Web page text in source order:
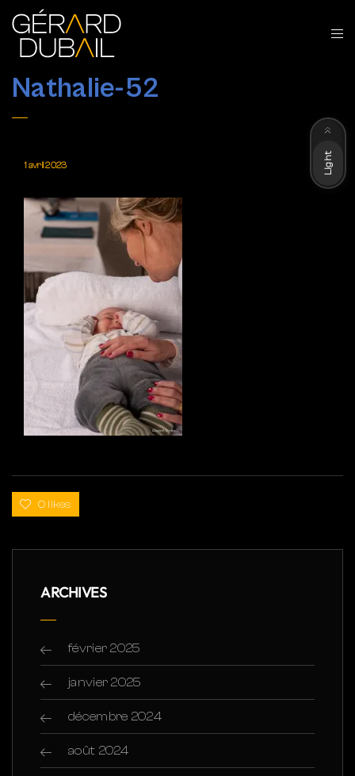
Nathalie-52
1 avril 2023
0 likes
ARCHIVES
février 2025
janvier 2025
décembre 2024
août 2024
Light
Dark